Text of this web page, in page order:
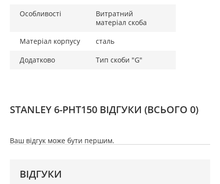
Особливості
Витратний
матеріал скоба
Матеріал корпусу
сталь
Додатково
Тип скоби "G"
STANLEY 6-PHT150 ВІДГУКИ (ВСЬОГО 0)
Ваш відгук може бути першим.
ВІДГУКИ